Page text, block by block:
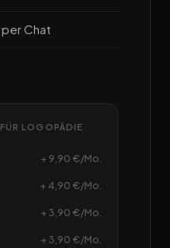
Chat
LOGOPÄDIE
+ 9,90 €/Mo.
+ 4,90 €/Mo.
+ 3,90 €/Mo.
+ 3,90 €/Mo.